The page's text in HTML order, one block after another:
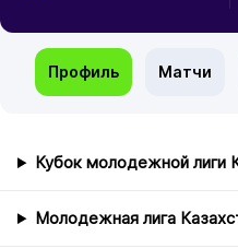
Профиль Матчи
Кубок молодежной лиги
Молодежная лига